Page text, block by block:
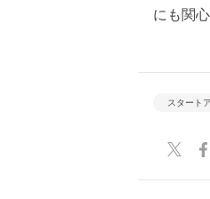
にも関
スタート